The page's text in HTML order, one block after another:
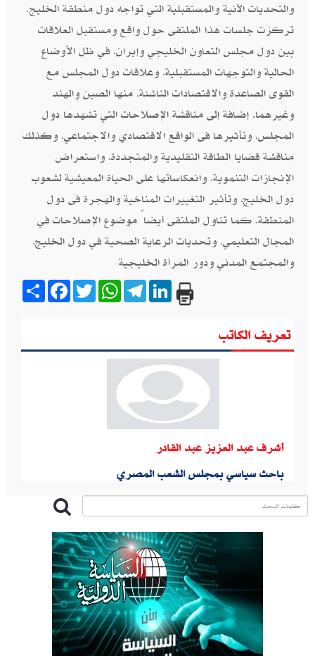
والتحديات الآنية والمستقبلية التي تواجه دول منطقة الخليج.
تركزت جلسات هذا الملتقى حول واقع ومستقبل العلاقات
بين دول مجلس التعاون الخليجي وإيران، في ظل الأوضاع
الحالية والتوجهات المستقبلية، وعلاقات دول المجلس مع
القوى الصاعدة والاقتصادات الناشئة، منها الصين والهند
وغيرهما، إضافة إلى مناقشة الإصلاحات التي تشهدها دول
المجلس، وتأثيرها فى الواقع الاقتصادي والاجتماعي، وكذلك
مناقشة قضايا الطاقة التقليدية والمتجددة، واستعراض
الإنجازات التنموية، وانعكاساتها على الحياة المعيشية لشعوب
دول الخليج، وتأثير التغييرات المناخية والهجرة فى دول
المنطقة. كما تناول الملتقى أيضاً موضوع الإصلاحات في
المجال التعليمي، وتحديات الرعاية الصحية في دول الخليج،
والمجتمع المدني ودور المرأة الخليجية
Share
FacebookTwitter
WhatsApp
Telegram
LinkedIn
تعريف الكاتب
أشرف عبد العزيز عبد القادر
باحث سياسي بمجلس الشعب المصري